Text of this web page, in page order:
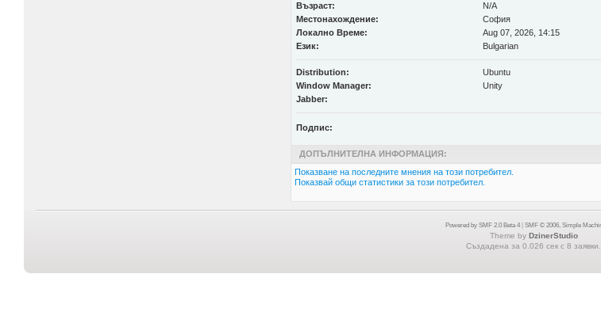
Възраст:
N/A
Местонахождение:
София
Локално Време:
Aug 07, 2026, 14:15
Език:
Bulgarian
Distribution:
Ubuntu
Window Manager:
Unity
Jabber:
Подпис:
ДОПЪЛНИТЕЛНА ИНФОРМАЦИЯ:
Показване на последните мнения на този потребител.
Показвай общи статистики за този потребител.
Powered by SMF 2.0 Beta 4 SMF © 2006, Simple
Theme by DzinerStudio
Създадена за 0.026 сек с 8 заявки.